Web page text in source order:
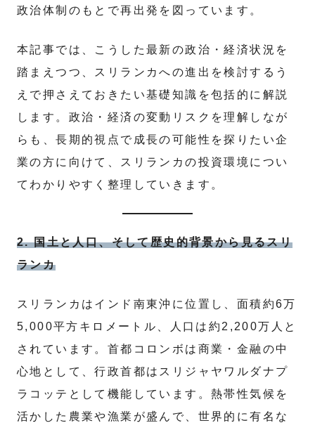
政治体制のもとで再出発を図っています。
本記事では、こうした最新の政治・経済状況を
踏まえつつ、スリランカへの進出を検討するう
えで押さえておきたい基礎知識を包括的に解説
します。政治・経済の変動リスクを理解しなが
らも、長期的視点で成長の可能性を探りたい企
業の方に向けて、スリランカの投資環境につい
てわかりやすく整理していきます。
2. 国土と人口、そして歴史的背景から見るスリ
ランカ
スリランカはインド南東沖に位置し、面積約6万
5,000平方キロメートル、人口は約2,200万人と
されています。首都コロンボは商業・金融の中
心地として、行政首都はスリジャヤワルダナプ
ラコッテとして機能しています。熱帯性気候を
活かした農業や漁業が盛んで、世界的に有名な